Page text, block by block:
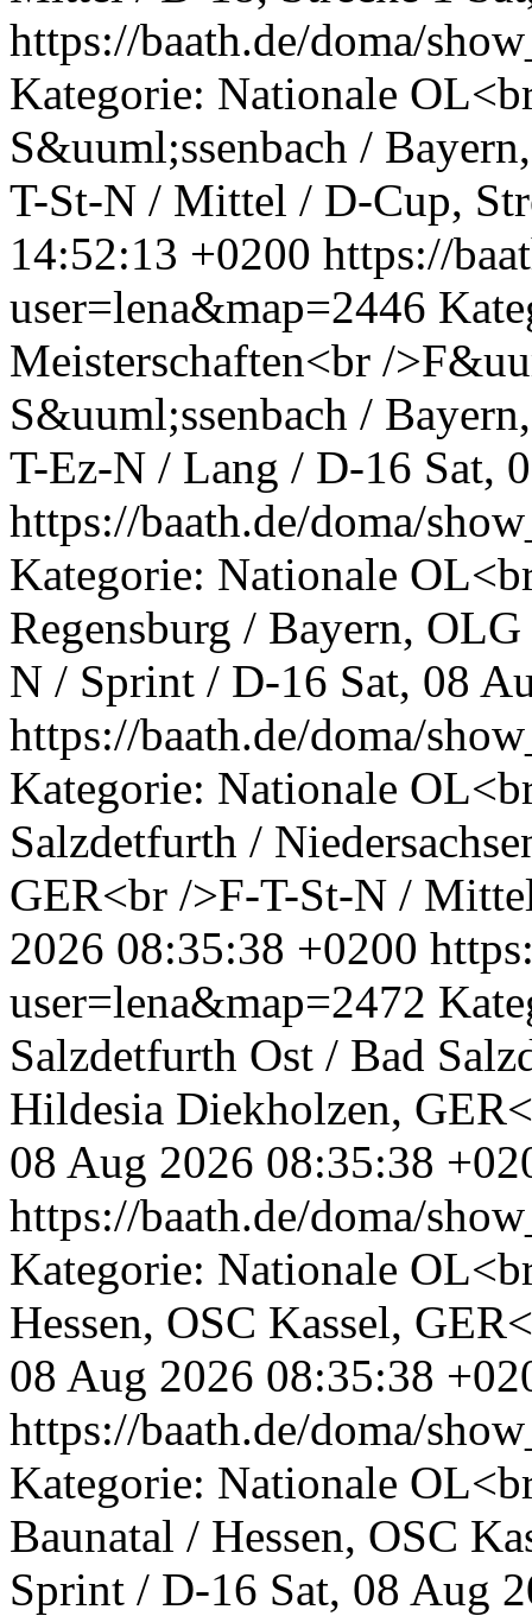
https://baath.de/doma/
Kategorie: Nationale
S&uuml;ssenbach /
T-St-N / Mittel / D-Cup,
14:52:13 +0200 https://
user=lena&map=2446
Meisterschaften<br /
S&uuml;ssenbach /
T-Ez-N / Lang / D-16 Sat,
https://baath.de/doma/
Kategorie: Nationale
Regensburg / Bayern,
N / Sprint / D-16 Sat, 08
https://baath.de/doma/
Kategorie: Nationale
Salzdetfurth /
GER<br />F-T-St-N /
2026 08:35:38 +0200
user=lena&map=2472
Salzdetfurth Ost / Bad
Hildesia Diekholzen,
08 Aug 2026 08:35:38
https://baath.de/doma/
Kategorie: Nationale
Hessen, OSC Kassel,
08 Aug 2026 08:35:38
https://baath.de/doma/
Kategorie: Nationale
Baunatal / Hessen, OSC
Sprint / D-16 Sat, 08 Aug